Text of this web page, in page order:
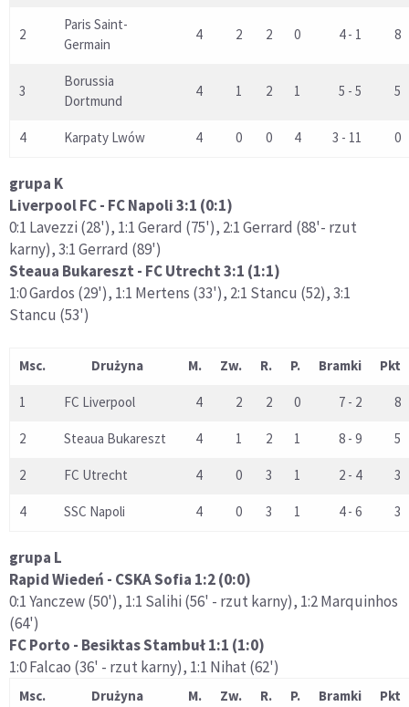
2
Paris Saint-
Germain
4 2 2 0 4 - 1 8
3
Borussia
Dortmund
4 1 2 1 5 - 5 5
4 Karpaty Lwów 4 0 0 4 3 - 11 0
grupa K
Liverpool FC - FC Napoli 3:1 (0:1)
0:1 Lavezzi (28'), 1:1 Gerard (75'), 2:1 Gerrard (88'- rzut
karny), 3:1 Gerrard (89')
Steaua Bukareszt - FC Utrecht 3:1 (1:1)
1:0 Gardos (29'), 1:1 Mertens (33'), 2:1 Stancu (52), 3:1
Stancu (53')
Msc. Drużyna M. Zw. R. P. Bramki Pkt
1 FC Liverpool 4 2 2 0 7 - 2 8
2 Steaua Bukareszt 4 1 2 1 8 - 9 5
2 FC Utrecht 4 0 3 1 2 - 4 3
4 SSC Napoli 4 0 3 1 4 - 6 3
grupa L
Rapid Wiedeń - CSKA Sofia 1:2 (0:0)
0:1 Yanczew (50'), 1:1 Salihi (56' - rzut karny), 1:2 Marquinhos
(64')
FC Porto - Besiktas Stambuł 1:1 (1:0)
1:0 Falcao (36' - rzut karny), 1:1 Nihat (62')
Msc. Drużyna M. Zw. R. P. Bramki Pkt